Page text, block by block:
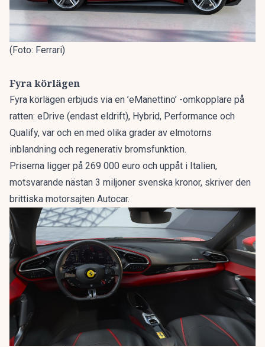
(Foto: Ferrari)
Fyra körlägen
Fyra körlägen erbjuds via en ’eManettino’ -omkopplare på
ratten: eDrive (endast eldrift), Hybrid, Performance och
Qualify, var och en med olika grader av elmotorns
inblandning och regenerativ bromsfunktion.
Priserna ligger på 269 000 euro och uppåt i Italien,
motsvarande nästan 3 miljoner svenska kronor, skriver den
brittiska motorsajten Autocar.